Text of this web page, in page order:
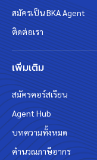
สมัครเป็น BKA Agent
ติดต่อเรา
เพิ่มเติม
สมัครคอร์สเรียน
Agent Hub
บทความทั้งหมด
คำนวณภาษีอากร